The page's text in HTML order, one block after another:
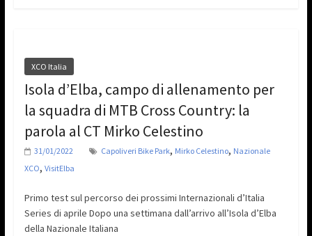
XCO Italia
Isola d’Elba, campo di allenamento per
la squadra di MTB Cross Country: la
parola al CT Mirko Celestino
31/01/2022 Capoliveri Bike Park, Mirko Celestino, Nazionale
XCO, VisitElba
Primo test sul percorso dei prossimi Internazionali d’Italia
Series di aprile Dopo una settimana dall’arrivo all’Isola d’Elba
della Nazionale Italiana